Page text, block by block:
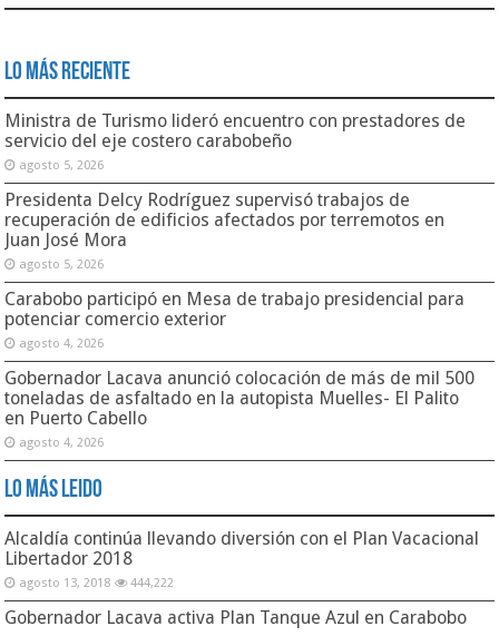
Lo Más Reciente
Ministra de Turismo lideró encuentro con prestadores de
servicio del eje costero carabobeño
agosto 5, 2026
Presidenta Delcy Rodríguez supervisó trabajos de
recuperación de edificios afectados por terremotos en
Juan José Mora
agosto 5, 2026
Carabobo participó en Mesa de trabajo presidencial para
potenciar comercio exterior
agosto 4, 2026
Gobernador Lacava anunció colocación de más de mil 500
toneladas de asfaltado en la autopista Muelles- El Palito
en Puerto Cabello
agosto 4, 2026
Lo Más Leido
Alcaldía continúa llevando diversión con el Plan Vacacional
Libertador 2018
agosto 13, 2018 444,222
Gobernador Lacava activa Plan Tanque Azul en Carabobo